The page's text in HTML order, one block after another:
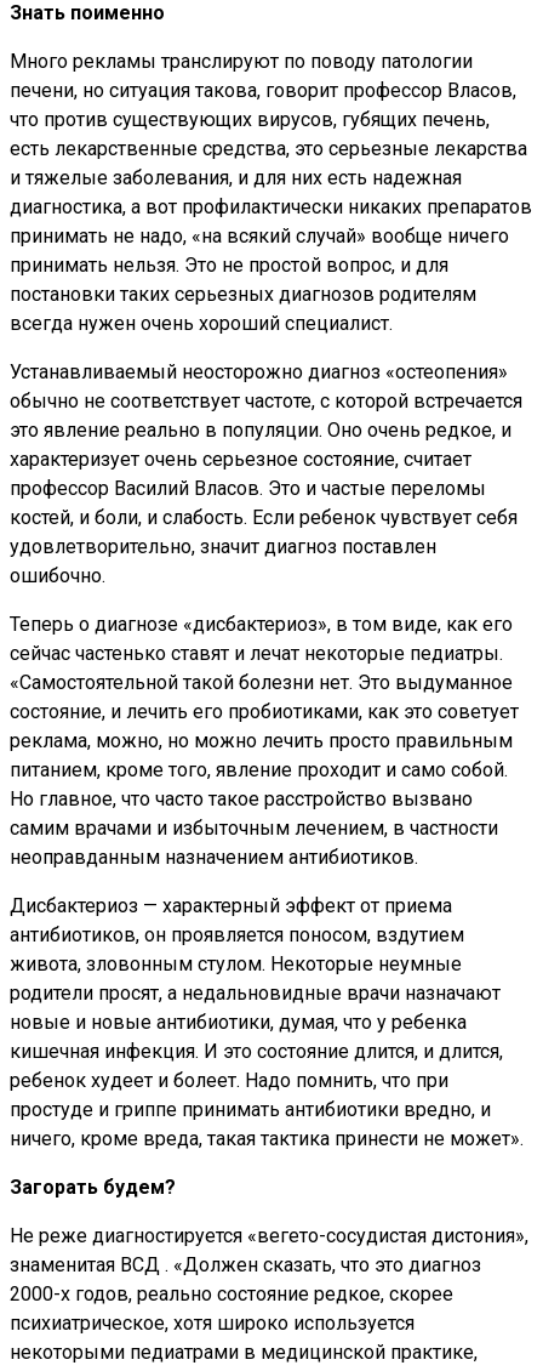
Знать поименно
Много рекламы транслируют по поводу патологии
печени, но ситуация такова, говорит профессор Власов,
что против существующих вирусов, губящих печень,
есть лекарственные средства, это серьезные лекарства
и тяжелые заболевания, и для них есть надежная
диагностика, а вот профилактически никаких препаратов
принимать не надо, «на всякий случай» вообще ничего
принимать нельзя. Это не простой вопрос, и для
постановки таких серьезных диагнозов родителям
всегда нужен очень хороший специалист.
Устанавливаемый неосторожно диагноз «остеопения»
обычно не соответствует частоте, с которой встречается
это явление реально в популяции. Оно очень редкое, и
характеризует очень серьезное состояние, считает
профессор Василий Власов. Это и частые переломы
костей, и боли, и слабость. Если ребенок чувствует себя
удовлетворительно, значит диагноз поставлен
ошибочно.
Теперь о диагнозе «дисбактериоз», в том виде, как его
сейчас частенько ставят и лечат некоторые педиатры.
«Самостоятельной такой болезни нет. Это выдуманное
состояние, и лечить его пробиотиками, как это советует
реклама, можно, но можно лечить просто правильным
питанием, кроме того, явление проходит и само собой.
Но главное, что часто такое расстройство вызвано
самим врачами и избыточным лечением, в частности
неоправданным назначением антибиотиков.
Дисбактериоз — характерный эффект от приема
антибиотиков, он проявляется поносом, вздутием
живота, зловонным стулом. Некоторые неумные
родители просят, а недальновидные врачи назначают
новые и новые антибиотики, думая, что у ребенка
кишечная инфекция. И это состояние длится, и длится,
ребенок худеет и болеет. Надо помнить, что при
простуде и гриппе принимать антибиотики вредно, и
ничего, кроме вреда, такая тактика принести не может».
Загорать будем?
Не реже диагностируется «вегето-сосудистая дистония»,
знаменитая ВСД . «Должен сказать, что это диагноз
2000-х годов, реально состояние редкое, скорее
психиатрическое, хотя широко используется
некоторыми педиатрами в медицинской практике,